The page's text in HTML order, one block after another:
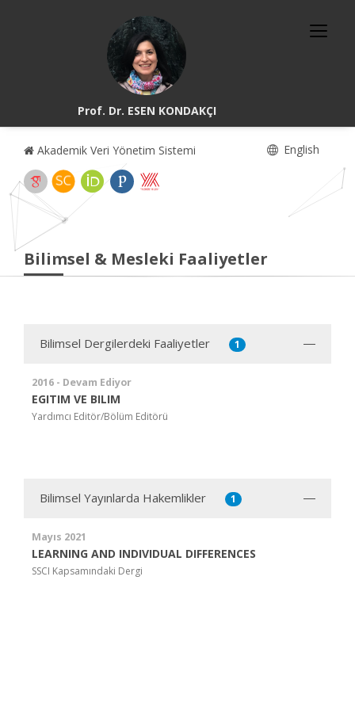
Prof. Dr. ESEN KONDAKÇI
Akademik Veri Yönetim Sistemi English
Bilimsel & Mesleki Faaliyetler
Bilimsel Dergilerdeki Faaliyetler 1
2016 - Devam Ediyor
EGITIM VE BILIM
Yardımcı Editör/Bölüm Editörü
Bilimsel Yayınlarda Hakemlikler 1
Mayıs 2021
LEARNING AND INDIVIDUAL DIFFERENCES
SSCI Kapsamındaki Dergi